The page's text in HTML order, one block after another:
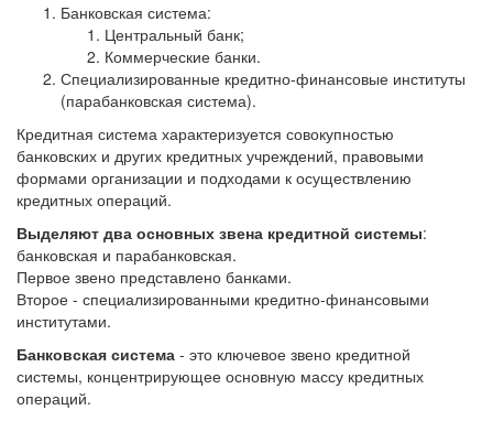
Банковская система:
Центральный банк;
Коммерческие банки.
Специализированные кредитно-финансовые институты
(парабанковская система).
Кредитная система характеризуется совокупностью
банковских и других кредитных учреждений, правовыми
формами организации и подходами к осуществлению
кредитных операций.
Выделяют два основных звена кредитной системы:
банковская и парабанковская.
Первое звено представлено банками.
Второе - специализированными кредитно-финансовыми
институтами.
Банковская система - это ключевое звено кредитной
системы, концентрирующее основную массу кредитных
операций.